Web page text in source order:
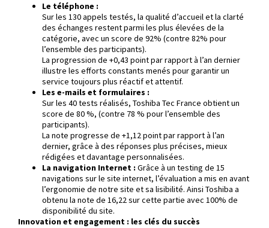
Le téléphone :
Sur les 130 appels testés, la qualité d’accueil et la clarté
des échanges restent parmi les plus élevées de la
catégorie, avec un score de 92% (contre 82% pour
l’ensemble des participants).
La progression de +0,43 point par rapport à l’an dernier
illustre les efforts constants menés pour garantir un
service toujours plus réactif et attentif.
Les e-mails et formulaires :
Sur les 40 tests réalisés, Toshiba Tec France obtient un
score de 80 %, (contre 78 % pour l’ensemble des
participants).
La note progresse de +1,12 point par rapport à l’an
dernier, grâce à des réponses plus précises, mieux
rédigées et davantage personnalisées.
La navigation Internet : Grâce à un testing de 15
navigations sur le site internet, l’évaluation a mis en avant
l’ergonomie de notre site et sa lisibilité. Ainsi Toshiba a
obtenu la note de 16,22 sur cette partie avec 100% de
disponibilité du site.
Innovation et engagement : les clés du succès